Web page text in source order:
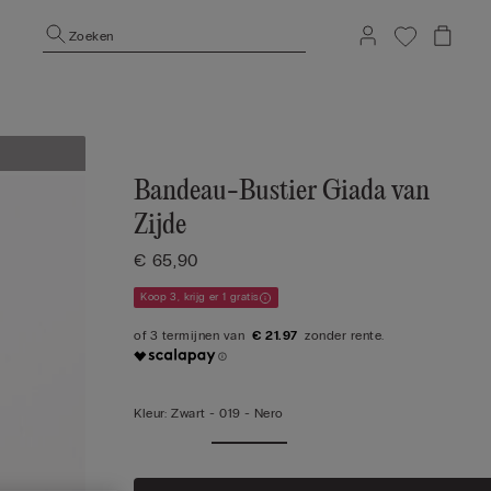
Zoeken
Bandeau-Bustier Giada van
Zijde
€ 65,90
Koop 3, krijg er 1 gratis
€ 21.97
Kleur: Zwart -019 - Nero